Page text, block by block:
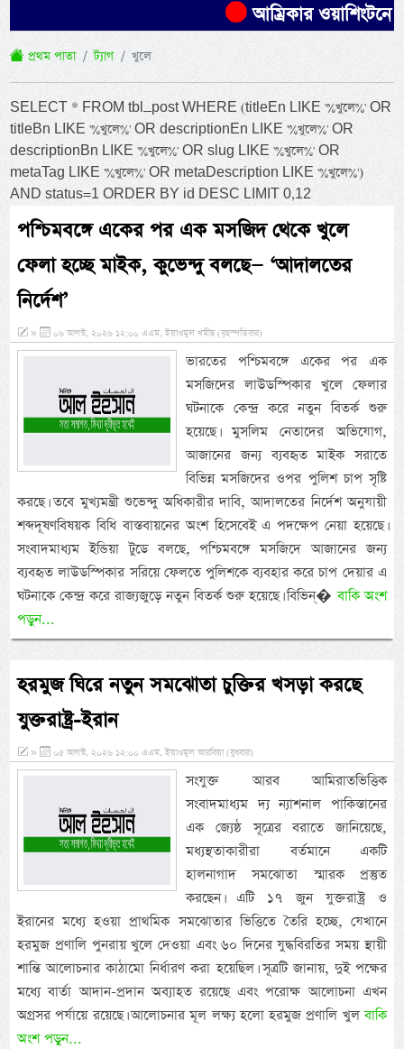
আম্রিকার ওয়াশিংটনে
প্রথম পাতা ট্যাগ খুলে
SELECT * FROM tbl_post WHERE (titleEn LIKE '%খুলে%' OR
titleBn LIKE '%খুলে%' OR descriptionEn LIKE '%খুলে%' OR
descriptionBn LIKE '%খুলে%' OR slug LIKE '%খুলে%' OR
metaTag LIKE '%খুলে%' OR metaDescription LIKE '%খুলে%')
AND status=1 ORDER BY id DESC LIMIT 0,12
পশ্চিমবঙ্গে একের পর এক মসজিদ থেকে খুলে
ফেলা হচ্ছে মাইক, কুভেন্দু বলছে— ‘আদালতের
নির্দেশ’
» ০৬ আগস্ট, ২০২৬ ১২:০০ এএম, ইয়াওমুল খমীছ (বৃহস্পতিবার)
ভারতের পশ্চিমবঙ্গে একের পর এক
মসজিদের লাউডস্পিকার খুলে ফেলার
ঘটনাকে কেন্দ্র করে নতুন বিতর্ক শুরু
হয়েছে। মুসলিম নেতাদের অভিযোগ,
আজানের জন্য ব্যবহৃত মাইক সরাতে
বিভিন্ন মসজিদের ওপর পুলিশ চাপ সৃষ্টি
করছে। তবে মুখ্যমন্ত্রী শুভেন্দু অধিকারীর দাবি, আদালতের নির্দেশ অনুযায়ী
শব্দদূষণবিষয়ক বিধি বাস্তবায়নের অংশ হিসেবেই এ পদক্ষেপ নেয়া হয়েছে।
সংবাদমাধ্যম ইন্ডিয়া টুডে বলছে, পশ্চিমবঙ্গে মসজিদে আজানের জন্য
ব্যবহৃত লাউডস্পিকার সরিয়ে ফেলতে পুলিশকে ব্যবহার করে চাপ দেয়ার এ
ঘটনাকে কেন্দ্র করে রাজ্যজুড়ে নতুন বিতর্ক শুরু হয়েছে। বিভিন্�বাকি অংশ
পড়ুন...
হরমুজ ঘিরে নতুন সমঝোতা চুক্তির খসড়া করছে
যুক্তরাষ্ট্র-ইরান
» ০৫ আগস্ট, ২০২৬ ১২:০০ এএম, ইয়াওমুল আরবিয়া (বুধবার)
সংযুক্ত আরব আমিরাতভিত্তিক
সংবাদমাধ্যম দ্য ন্যাশনাল পাকিস্তানের
এক জ্যেষ্ঠ সূত্রের বরাতে জানিয়েছে,
মধ্যস্থতাকারীরা বর্তমানে একটি
হালনাগাদ সমঝোতা স্মারক প্রস্তুত
করছেন। এটি ১৭ জুন যুক্তরাষ্ট্র ও
ইরানের মধ্যে হওয়া প্রাথমিক সমঝোতার ভিত্তিতে তৈরি হচ্ছে, যেখানে
হরমুজ প্রণালি পুনরায় খুলে দেওয়া এবং ৬০ দিনের যুদ্ধবিরতির সময় স্থায়ী
শান্তি আলোচনার কাঠামো নির্ধারণ করা হয়েছিল। সূত্রটি জানায়, দুই পক্ষের
মধ্যে বার্তা আদান-প্রদান অব্যাহত রয়েছে এবং পরোক্ষ আলোচনা এখন
অগ্রসর পর্যায়ে রয়েছে। আলোচনার মূল লক্ষ্য হলো হরমুজ প্রণালি খুলবাকি
অংশ পড়ুন...